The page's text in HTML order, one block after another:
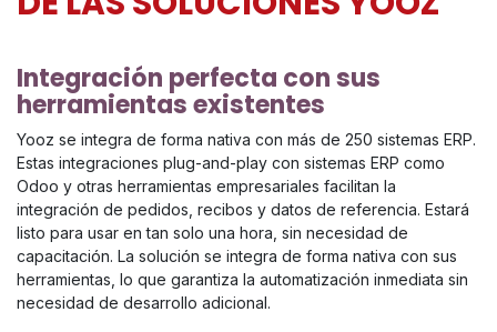
Integración perfecta con sus
herramientas existentes
Yooz se integra de forma nativa con más de 250 sistemas ERP.
Estas integraciones plug-and-play con sistemas ERP como
Odoo y otras herramientas empresariales facilitan la
integración de pedidos, recibos y datos de referencia. Estará
listo para usar en tan solo una hora, sin necesidad de
capacitación. La solución se integra de forma nativa con sus
herramientas, lo que garantiza la automatización inmediata sin
necesidad de desarrollo adicional.